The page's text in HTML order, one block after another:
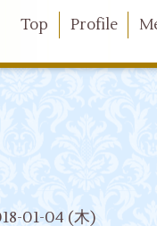
Top Profile
01-04 (木)